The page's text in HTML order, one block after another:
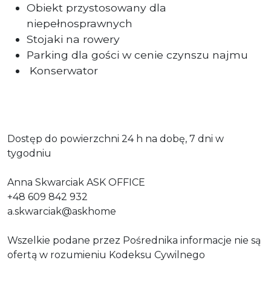
Obiekt przystosowany dla
niepełnosprawnych
Stojaki na rowery
Parking dla gości w cenie czynszu najmu
Konserwator
Dostęp do powierzchni 24 h na dobę, 7 dni w
tygodniu
Anna Skwarciak ASK OFFICE
+48 609 842 932
a.skwarciak@askhome
Wszelkie podane przez Pośrednika informacje nie są
ofertą w rozumieniu Kodeksu Cywilnego